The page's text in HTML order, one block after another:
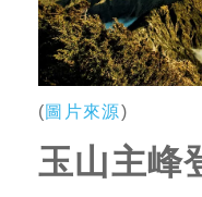
( 圖片來源)
玉山主峰